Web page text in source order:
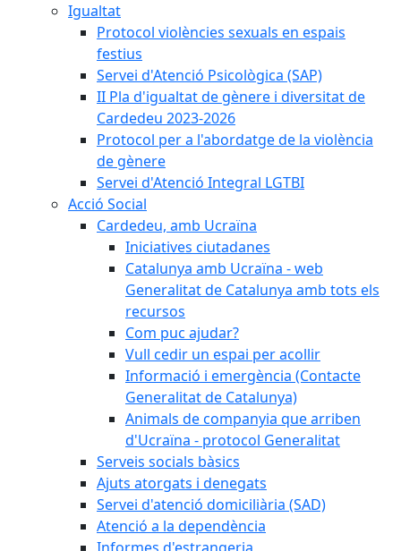
Igualtat
Protocol violències sexuals en espais
festius
Servei d'Atenció Psicològica (SAP)
II Pla d'igualtat de gènere i diversitat de
Cardedeu 2023-2026
Protocol per a l'abordatge de la violència
de gènere
Servei d'Atenció Integral LGTBI
Acció Social
Cardedeu, amb Ucraïna
Iniciatives ciutadanes
Catalunya amb Ucraïna - web
Generalitat de Catalunya amb tots els
recursos
Com puc ajudar?
Vull cedir un espai per acollir
Informació i emergència (Contacte
Generalitat de Catalunya)
Animals de companyia que arriben
d'Ucraïna - protocol Generalitat
Serveis socials bàsics
Ajuts atorgats i denegats
Servei d'atenció domiciliària (SAD)
Atenció a la dependència